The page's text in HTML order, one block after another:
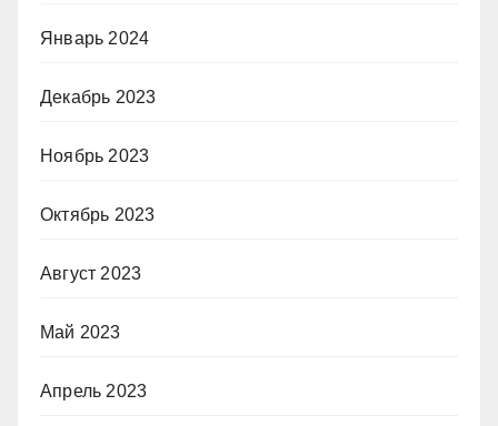
Январь 2024
Декабрь 2023
Ноябрь 2023
Октябрь 2023
Август 2023
Май 2023
Апрель 2023